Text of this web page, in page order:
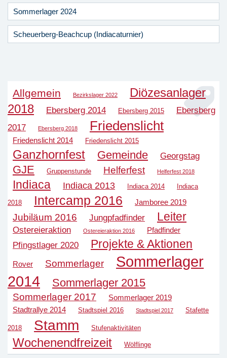
Sommerlager 2024
Scheuerberg-Beachcup (Indiacaturnier)
Allgemein Bezirkslager 2022
Diözesanlager
2018
Ebersberg 2014 Ebersberg 2015
Ebersberg
2017
Ebersberg 2018 Friedenslicht
Friedenslicht 2014 Friedenslicht 2015
Ganzhornfest Gemeinde Georgstag
GJE Gruppenstunde Helferfest Helferfest 2018
Indiaca Indiaca 2013 Indiaca 2014 Indiaca
2018 Intercamp 2016 Jamboree 2019
Jubiläum 2016 Jungpfadfinder Leiter
Ostereieraktion Ostereieraktion 2016 Pfadfinder
Pfingstlager 2020 Projekte & Aktionen
Rover Sommerlager
Sommerlager
2014
Sommerlager 2015
Sommerlager 2017
Sommerlager 2019
Stadtrallye 2014
Stadtspiel 2016 Stadtspiel 2017 Stafette
2018 Stamm Stufenaktivitäten
Wochenendfreizeit Wölflinge